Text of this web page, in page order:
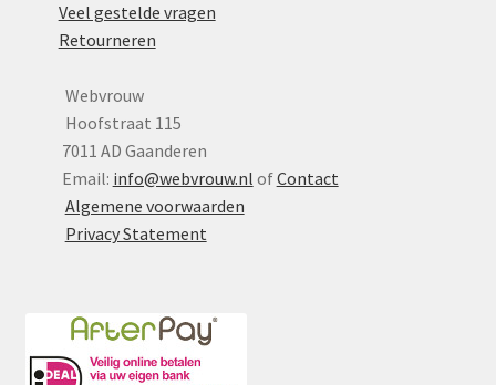
Veel gestelde vragen
Retourneren
Webvrouw
Hoofstraat 115
7011 AD Gaanderen
Email: info@webvrouw.nl ofContact
Algemene voorwaarden
Privacy Statement